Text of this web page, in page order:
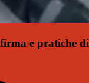
e pratiche di